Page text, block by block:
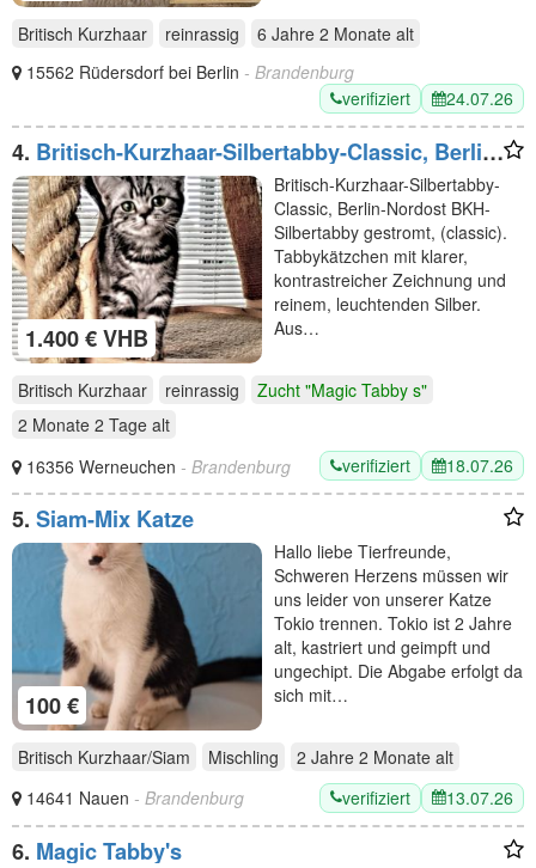
Britisch Kurzhaar reinrassig 6 Jahre 2 Monate alt
15562 Rüdersdorf bei Berlin - Brandenburg
verifiziert
24.07.26
4. Britisch-Kurzhaar-Silbertabby-Classic, Berlin-
Nordost
1.400 € VHB
Britisch-Kurzhaar-Silbertabby-
Classic, Berlin-Nordost BKH-
Silbertabby gestromt, (classic).
Tabbykätzchen mit klarer,
kontrastreicher Zeichnung und
reinem, leuchtenden Silber.
Aus…
Britisch Kurzhaar reinrassig
Zucht "Magic Tabby s"
2 Monate 2 Tage alt
16356 Werneuchen - Brandenburg verifiziert 18.07.26
5. Siam-Mix Katze
100 €
Hallo liebe Tierfreunde,
Schweren Herzens müssen wir
uns leider von unserer Katze
Tokio trennen. Tokio ist 2 Jahre
alt, kastriert und geimpft und
ungechipt. Die Abgabe erfolgt da
sich mit…
Britisch Kurzhaar/Siam Mischling 2 Jahre 2 Monate alt
14641 Nauen - Brandenburg verifiziert 13.07.26
6. Magic Tabby's